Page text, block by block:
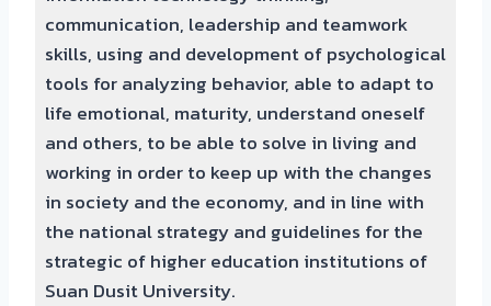
communication, leadership and teamwork
skills, using and development of psychological
tools for analyzing behavior, able to adapt to
life emotional, maturity, understand oneself
and others, to be able to solve in living and
working in order to keep up with the changes
in society and the economy, and in line with
the national strategy and guidelines for the
strategic of higher education institutions of
Suan Dusit University.